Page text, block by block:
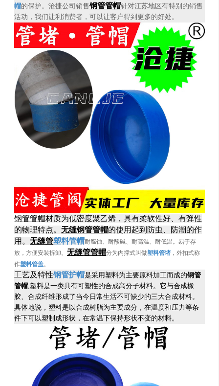
帽的保护。沧捷公司销售钢管管帽针对江苏地区有特别的销售
活动，我们让利消费者，可以让客户得到更多的好处。
钢管管帽材质为低密度聚乙烯，具有柔软性好、有弹性
的物理特点。无缝钢管管帽的使用起到防虫、防潮的作
用。无缝管塑料管帽耐腐蚀、耐酸碱、耐高温、耐低温。易于存
放，方便安装拆卸。无缝管管帽分为内撑式叫做塑料管堵 ，外扣式称
作塑料管盖。
工艺及特性钢管护帽是采用塑料为主要原料加工而成的钢管
管帽 ,塑料是一类具有可塑性的合成高分子材料。它与合成橡
胶、合成纤维形成了当今日常生活不可缺少的三大合成材料。
具体地说，塑料是以合成树脂为主要成分，在温度和压力等条
件下可以塑制成形状，在常温下保持形状不变的材料。